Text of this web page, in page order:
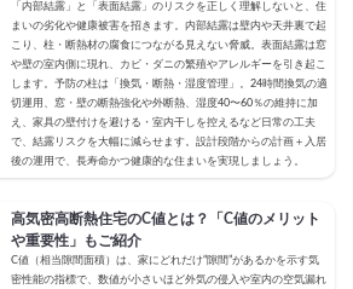
「内部結露」と「表面結露」のリスクを正しく理解しないと、住
まいの劣化や健康被害を招きます。内部結露は壁内や天井裏で起
こり、柱・断熱材の腐食につながる見えない脅威。表面結露は窓
や壁の室内側に現れ、カビ・ダニの繁殖やアレルギーを引き起こ
します。予防の柱は「換気・断熱・湿度管理」。24時間換気の適
切運用、窓・壁の断熱強化や外断熱、湿度40〜60％の維持に加
え、家具の壁付けを避ける・室内干しを控えるなど日常の工夫
で、結露リスクを大幅に減らせます。設計段階からの計画＋入居
後の運用で、長寿命かつ健康的な住まいを実現しましょう。
高気密高断熱住宅のC値とは？「C値のメリット
や重要性」もご紹介
C値（相当隙間面積）は、家にどれだけ“隙間”があるかを示す気
密性能の指標で、数値が小さいほど外気の侵入や室内の空気漏れ